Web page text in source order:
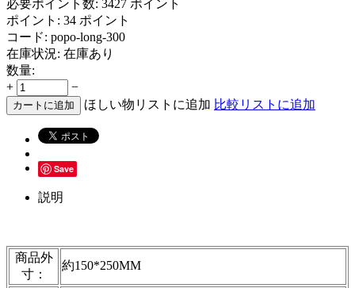
必要ポイント数: 3427 ポイント
ポイント: 34 ポイント
コード: popo-long-300
在庫状況: 在庫あり
数量:
+
−
カートに追加 ほしい物リストに追加 比較リストに追加
Save
説明
商品外
寸：
約150*250MM